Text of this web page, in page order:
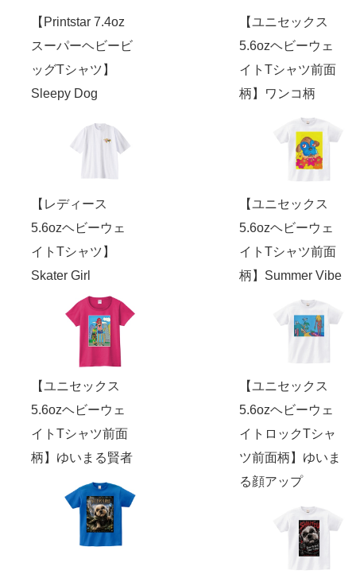
【Printstar 7.4oz
スーパーヘビービ
ッグTシャツ】
Sleepy Dog
【ユニセックス
5.6ozヘビーウェ
イトTシャツ前面
柄】ワンコ柄
【レディース
5.6ozヘビーウェ
イトTシャツ】
Skater Girl
【ユニセックス
5.6ozヘビーウェ
イトTシャツ前面
柄】Summer Vibe
【ユニセックス
5.6ozヘビーウェ
イトTシャツ前面
柄】ゆいまる賢者
【ユニセックス
5.6ozヘビーウェ
イトロックTシャ
ツ前面柄】ゆいま
る顔アップ